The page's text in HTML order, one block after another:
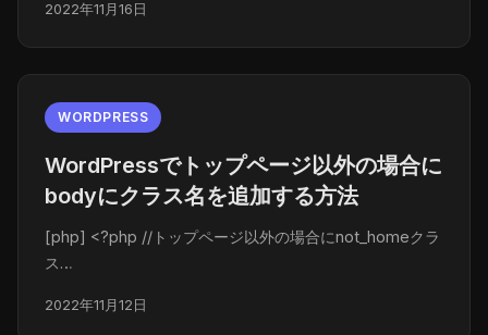
2022年11月16日
WORDPRESS
WordPressでトップページ以外の場合に
bodyにクラス名を追加する方法
[php] <?php //トップページ以外の場合にnot_homeクラ
ス…
2022年11月12日